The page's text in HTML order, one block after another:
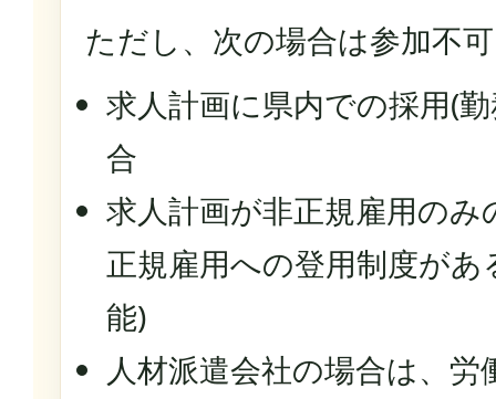
ただし、次の場合は参加不
求人計画に県内での採用(
合
求人計画が非正規雇用のみ
正規雇用への登用制度があ
能)
人材派遣会社の場合は、労